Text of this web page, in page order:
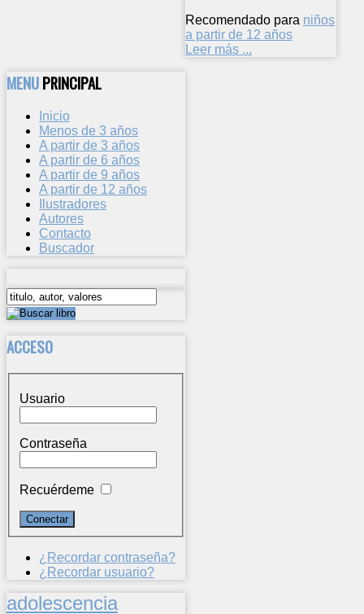
Recomendado para niños
a partir de 12 años
Leer más ...
MENUPRINCIPAL
Inicio
Menos de 3 años
A partir de 3 años
A partir de 6 años
A partir de 9 años
A partir de 12 años
Ilustradores
Autores
Contacto
Buscador
ACCESO
Usuario
Contraseña
Recuérdeme
¿Recordar contraseña?
¿Recordar usuario?
adolescencia